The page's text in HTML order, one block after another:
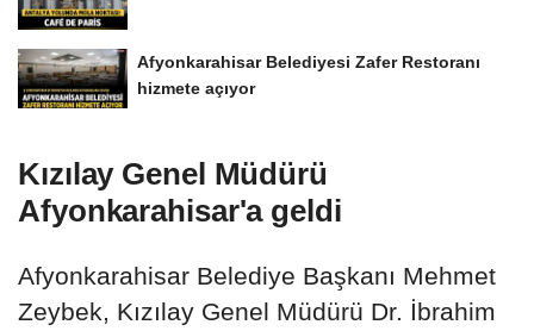
Afyonkarahisar Belediyesi Zafer Restoranı
hizmete açıyor
Kızılay Genel Müdürü
Afyonkarahisar'a geldi
Afyonkarahisar Belediye Başkanı Mehmet
Zeybek, Kızılay Genel Müdürü Dr. İbrahim